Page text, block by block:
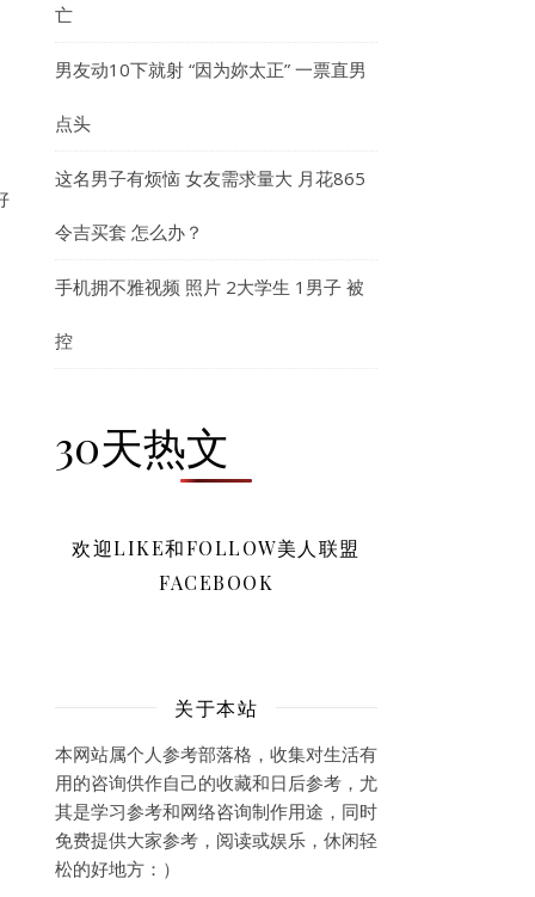
亡
男友动10下就射 “因为妳太正” 一票直男
点头
这名男子有烦恼 女友需求量大 月花865
令吉买套 怎么办？
手机拥不雅视频 照片 2大学生 1男子 被
控
30天热文
欢迎LIKE和FOLLOW美人联盟
FACEBOOK
关于本站
本网站属个人参考部落格，收集对生活有
用的咨询供作自己的收藏和日后参考，尤
其是学习参考和网络咨询制作用途，同时
免费提供大家参考，阅读或娱乐，休闲轻
松的好地方：）